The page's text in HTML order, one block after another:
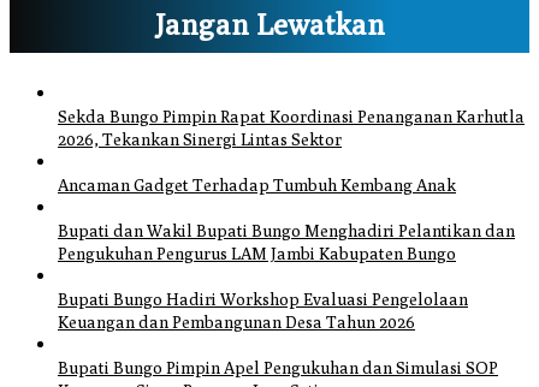
Jangan Lewatkan
Sekda Bungo Pimpin Rapat Koordinasi Penanganan Karhutla
2026, Tekankan Sinergi Lintas Sektor
Ancaman Gadget Terhadap Tumbuh Kembang Anak
Bupati dan Wakil Bupati Bungo Menghadiri Pelantikan dan
Pengukuhan Pengurus LAM Jambi Kabupaten Bungo
Bupati Bungo Hadiri Workshop Evaluasi Pengelolaan
Keuangan dan Pembangunan Desa Tahun 2026
Bupati Bungo Pimpin Apel Pengukuhan dan Simulasi SOP